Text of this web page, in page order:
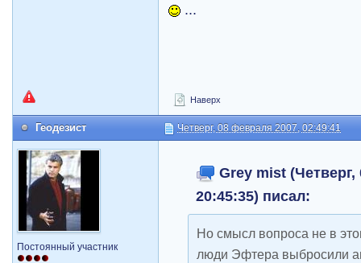
...
Наверх
Геодезист Четверг, 08 февраля 2007, 02:49:41
Постоянный участник
Grey mist (Четверг,
20:45:35) писал:
Но смысл вопроса не в
люди Эфтера выбросили